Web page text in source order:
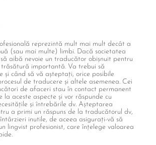
reprezintă mult mai mult decât a
(sau mai multe) limbi. Dacă societatea
aibă nevoie un traducător obișnuit pentru
importantă. Va trebui să
și când să vă așteptați, orice posibile
de traducere și altele asemenea. Cei
de afaceri stau în contact permanent
la aceste aspecte și vor răspunde cu
și întrebările dv. Așteptarea
a primi un răspuns de la traducătorul dv,
inutile, de aceea asigurați-vă să
lingvist profesionist, care înțelege valoarea